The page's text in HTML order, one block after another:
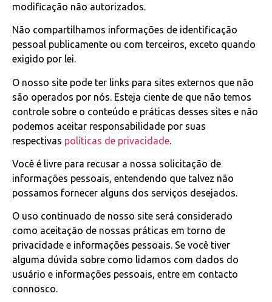
modificação não autorizados.
Não compartilhamos informações de identificação
pessoal publicamente ou com terceiros, exceto quando
exigido por lei.
O nosso site pode ter links para sites externos que não
são operados por nós. Esteja ciente de que não temos
controle sobre o conteúdo e práticas desses sites e não
podemos aceitar responsabilidade por suas
respectivas políticas de privacidade
Você é livre para recusar a nossa solicitação de
informações pessoais, entendendo que talvez não
possamos fornecer alguns dos serviços desejados.
O uso continuado de nosso site será considerado
como aceitação de nossas práticas em torno de
privacidade e informações pessoais. Se você tiver
alguma dúvida sobre como lidamos com dados do
usuário e informações pessoais, entre em contacto
connosco.